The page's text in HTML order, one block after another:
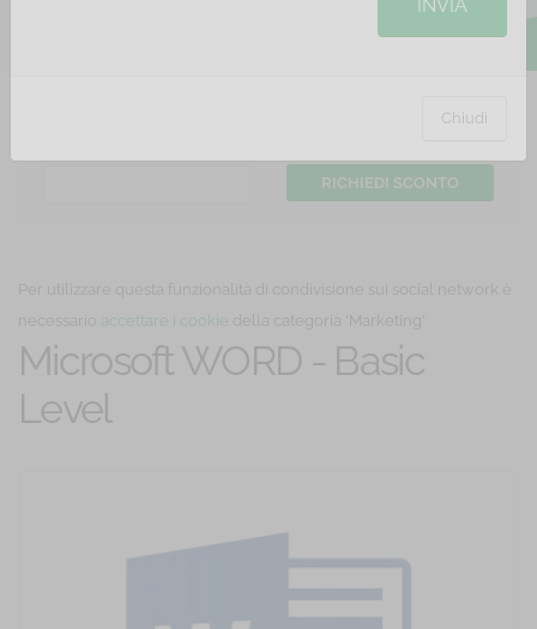
INVIA
Chiudi
coloro che vogliono iniziare ad avvicinarsi a Word
Hai un coupon di sconto? Inserisci il codice:
Per utilizzare questa funzionalità di condivisione sui social network è
necessario
accettare i cookie della categoria 'Marketing'
Microsoft WORD - Basic
Level